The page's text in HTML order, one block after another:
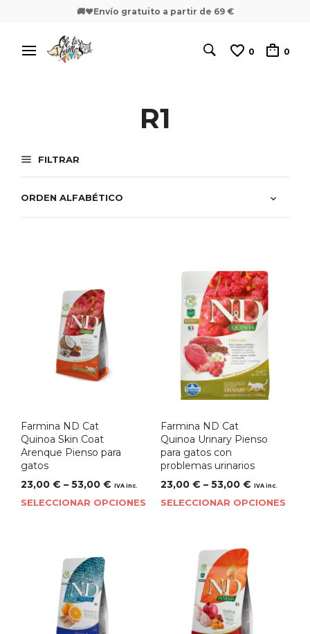
🚚❤️Envío gratuito a partir de 69 €
0 0
R1
FILTRAR
Farmina ND Cat
Quinoa Skin Coat
Arenque Pienso para
gatos
23,00 € – 53,00 € IVA inc.
SELECCIONAR OPCIONES
Farmina ND Cat
Quinoa Urinary Pienso
para gatos con
problemas urinarios
23,00 € – 53,00 € IVA inc.
SELECCIONAR OPCIONES